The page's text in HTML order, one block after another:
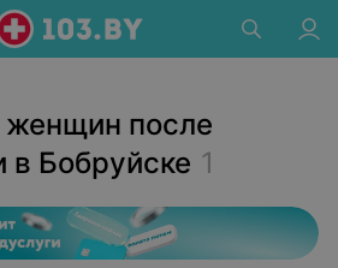
женщин после
в Бобруйске 1